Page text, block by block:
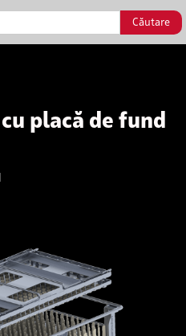
placă de fund